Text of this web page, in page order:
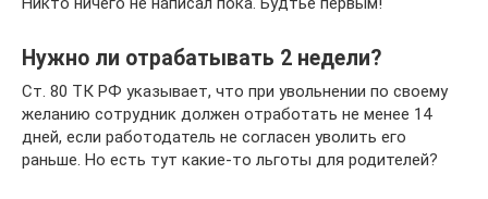
Нужно ли отрабатывать 2 недели?
Ст. 80 ТК РФ указывает, что при увольнении по своему
желанию сотрудник должен отработать не менее 14
дней, если работодатель не согласен уволить его
раньше. Но есть тут какие-то льготы для родителей?